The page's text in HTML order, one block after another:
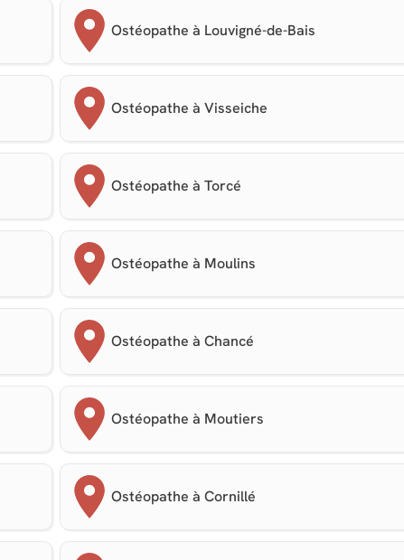
Ostéopathe à Louvigné-de-Bais
Ostéopathe à Visseiche
Ostéopathe à Torcé
Ostéopathe à Moulins
Ostéopathe à Chancé
Ostéopathe à Moutiers
Ostéopathe à Cornillé